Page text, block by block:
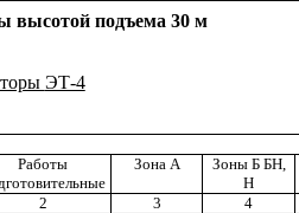
высотой подъема 30 м
ЭТ-4
Работы
Зона А Зоны Б БН,
Н
2 3 4